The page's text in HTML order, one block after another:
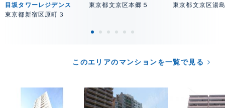
目坂タワーレジデンス
東京都新宿区原町３
東京都文京区本郷５
東京都文京区湯
このエリアのマンションを一覧で見る